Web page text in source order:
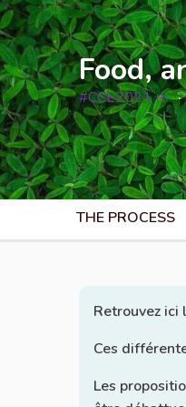
Food,
#CCE2021
THE PROCESS
Retrouvez
Ces
Les